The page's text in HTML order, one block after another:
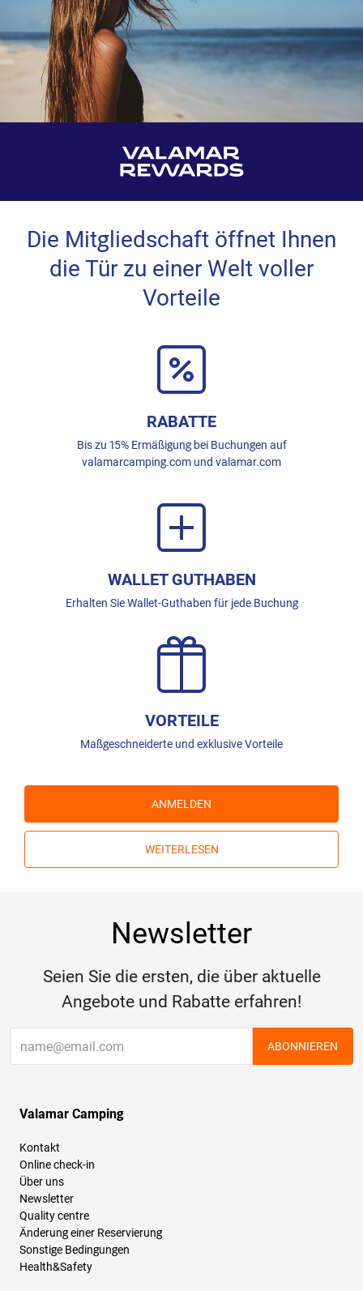
Die Mitgliedschaft öffnet Ihnen
die Tür zu einer Welt voller
Vorteile
RABATTE
Bis zu 15% Ermäßigung bei Buchungen auf
valamarcamping.com und valamar.com
WALLET GUTHABEN
Erhalten Sie Wallet-Guthaben für jede Buchung
VORTEILE
Maßgeschneiderte und exklusive Vorteile
ANMELDEN
WEITERLESEN
Newsletter
Seien Sie die ersten, die über aktuelle
Angebote und Rabatte erfahren!
ABONNIEREN
Valamar Camping
Kontakt
Online check-in
Über uns
Newsletter
Quality centre
Änderung einer Reservierung
Sonstige Bedingungen
Health&Safety